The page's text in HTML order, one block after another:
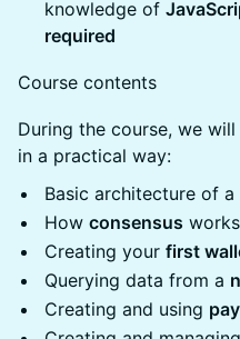
knowledge of
required
Course contents
During the course, we
in a practical way:
Basic architecture of a
How consensus
Creating your first
Querying data from a
Creating and using